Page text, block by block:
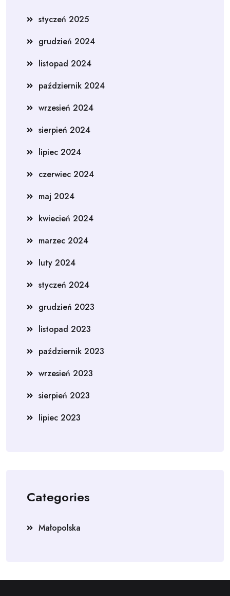
styczeń 2025
grudzień 2024
listopad 2024
październik 2024
wrzesień 2024
sierpień 2024
lipiec 2024
czerwiec 2024
maj 2024
kwiecień 2024
marzec 2024
luty 2024
styczeń 2024
grudzień 2023
listopad 2023
październik 2023
wrzesień 2023
sierpień 2023
lipiec 2023
Categories
Małopolska